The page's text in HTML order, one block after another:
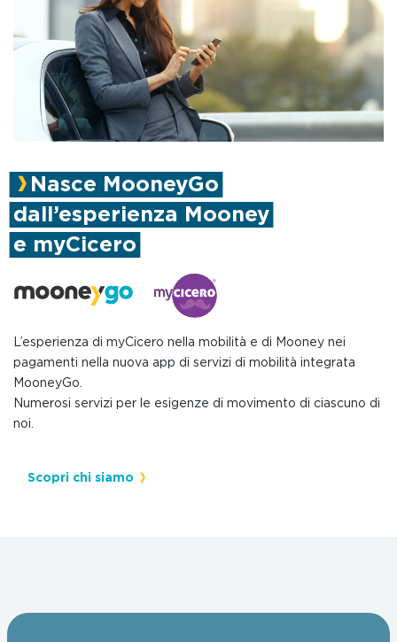
Nasce MooneyGo
dall’esperienza Mooney
e myCicero
L’esperienza di myCicero nella mobilità e di Mooney nei
pagamenti nella nuova app di servizi di mobilità integrata
MooneyGo.
Numerosi servizi per le esigenze di movimento di ciascuno di
noi.
Scopri chi siamo